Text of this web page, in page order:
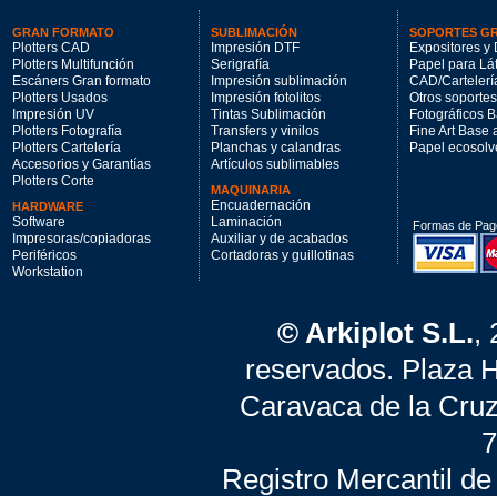
GRAN FORMATO
Plotters CAD
Plotters Multifunción
Escáners Gran formato
Plotters Usados
Impresión UV
Plotters Fotografía
Plotters Cartelería
Accesorios y Garantías
Plotters Corte
HARDWARE
Software
Impresoras/copiadoras
Periféricos
Workstation
SUBLIMACIÓN
Impresión DTF
Serigrafía
Impresión sublimación
Impresión fotolitos
Tintas Sublimación
Transfers y vinilos
Planchas y calandras
Artículos sublimables
MAQUINARIA
Encuadernación
Laminación
Auxiliar y de acabados
Cortadoras y guillotinas
SOPORTES
Expositores y
Papel para
CAD/
Otros soportes
Fotográficos
Fine Art Base
Papel
Formas de
© Arkiplot S.L.,
reservados. Plaza
Caravaca de la
Registro Mercantil